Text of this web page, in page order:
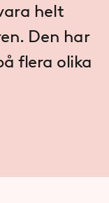
helt
Den har
flera olika